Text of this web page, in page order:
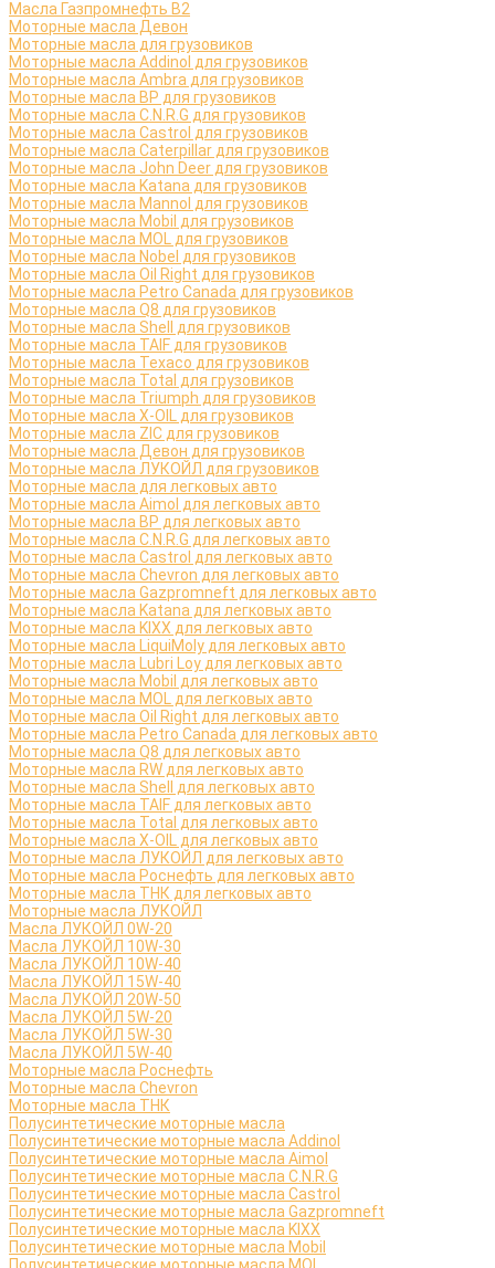
Масла Газпромнефть B2
Моторные масла Девон
Моторные масла для грузовиков
Моторные масла Addinol для грузовиков
Моторные масла Ambra для грузовиков
Моторные масла BP для грузовиков
Моторные масла C.N.R.G для грузовиков
Моторные масла Castrol для грузовиков
Моторные масла Caterpillar для грузовиков
Моторные масла John Deer для грузовиков
Моторные масла Katana для грузовиков
Моторные масла Mannol для грузовиков
Моторные масла Mobil для грузовиков
Моторные масла MOL для грузовиков
Моторные масла Nobel для грузовиков
Моторные масла Oil Right для грузовиков
Моторные масла Petro Canada для грузовиков
Моторные масла Q8 для грузовиков
Моторные масла Shell для грузовиков
Моторные масла TAIF для грузовиков
Моторные масла Texaco для грузовиков
Моторные масла Total для грузовиков
Моторные масла Triumph для грузовиков
Моторные масла X-OIL для грузовиков
Моторные масла ZIC для грузовиков
Моторные масла Девон для грузовиков
Моторные масла ЛУКОЙЛ для грузовиков
Моторные масла для легковых авто
Моторные масла Aimol для легковых авто
Моторные масла BP для легковых авто
Моторные масла C.N.R.G для легковых авто
Моторные масла Castrol для легковых авто
Моторные масла Chevron для легковых авто
Моторные масла Gazpromneft для легковых авто
Моторные масла Katana для легковых авто
Моторные масла KIXX для легковых авто
Моторные масла LiquiMoly для легковых авто
Моторные масла Lubri Loy для легковых авто
Моторные масла Mobil для легковых авто
Моторные масла MOL для легковых авто
Моторные масла Oil Right для легковых авто
Моторные масла Petro Canada для легковых авто
Моторные масла Q8 для легковых авто
Моторные масла RW для легковых авто
Моторные масла Shell для легковых авто
Моторные масла TAIF для легковых авто
Моторные масла Total для легковых авто
Моторные масла X-OIL для легковых авто
Моторные масла ЛУКОЙЛ для легковых авто
Моторные масла Роснефть для легковых авто
Моторные масла ТНК для легковых авто
Моторные масла ЛУКОЙЛ
Масла ЛУКОЙЛ 0W-20
Масла ЛУКОЙЛ 10W-30
Масла ЛУКОЙЛ 10W-40
Масла ЛУКОЙЛ 15W-40
Масла ЛУКОЙЛ 20W-50
Масла ЛУКОЙЛ 5W-20
Масла ЛУКОЙЛ 5W-30
Масла ЛУКОЙЛ 5W-40
Моторные масла Роснефть
Моторные масла Сhevron
Моторные масла ТНК
Полусинтетические моторные масла
Полусинтетические моторные масла Addinol
Полусинтетические моторные масла Aimol
Полусинтетические моторные масла C.N.R.G
Полусинтетические моторные масла Castrol
Полусинтетические моторные масла Gazpromneft
Полусинтетические моторные масла KIXX
Полусинтетические моторные масла Mobil